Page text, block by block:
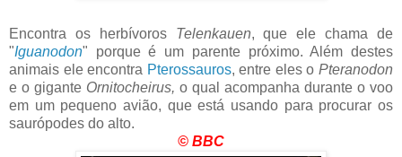
Encontra os herbívoros Telenkauen, que ele chama de
"Iguanodon" porque é um parente próximo. Além destes
animais ele encontra Pterossauros, entre eles oPteranodon
e o gigante Ornitocheirus, o qual acompanha durante o voo
em um pequeno avião, que está usando para procurar os
saurópodes do alto.
© BBC